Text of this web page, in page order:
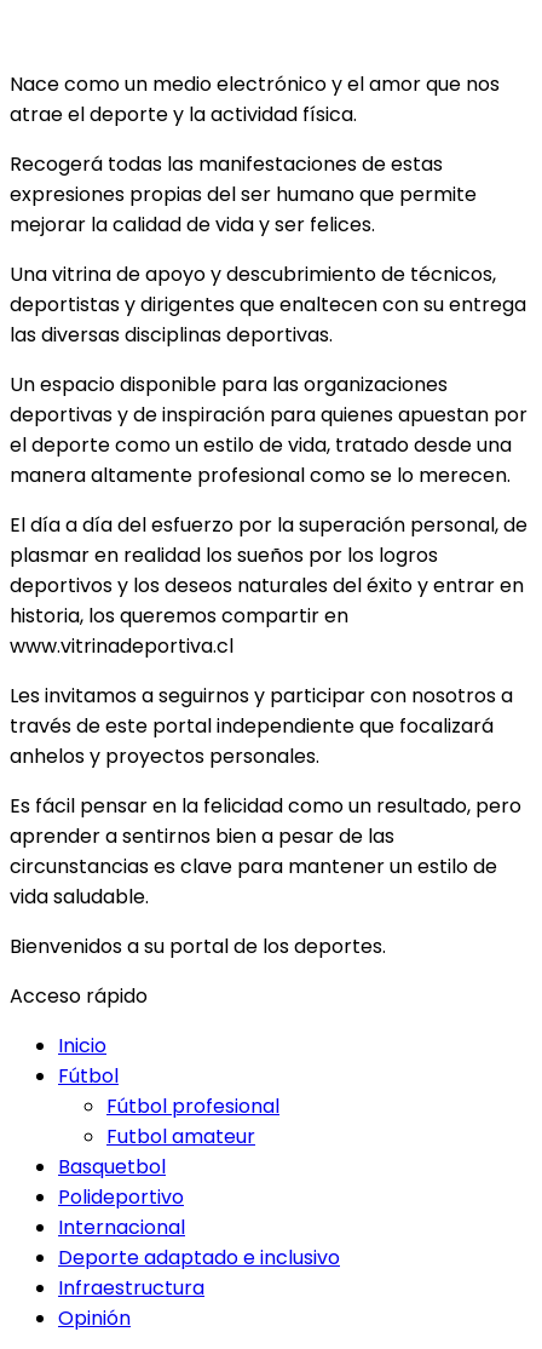
Nace como un medio electrónico y el amor que nos
atrae el deporte y la actividad física.
Recogerá todas las manifestaciones de estas
expresiones propias del ser humano que permite
mejorar la calidad de vida y ser felices.
Una vitrina de apoyo y descubrimiento de técnicos,
deportistas y dirigentes que enaltecen con su entrega
las diversas disciplinas deportivas.
Un espacio disponible para las organizaciones
deportivas y de inspiración para quienes apuestan por
el deporte como un estilo de vida, tratado desde una
manera altamente profesional como se lo merecen.
El día a día del esfuerzo por la superación personal, de
plasmar en realidad los sueños por los logros
deportivos y los deseos naturales del éxito y entrar en
historia, los queremos compartir en
www.vitrinadeportiva.cl
Les invitamos a seguirnos y participar con nosotros a
través de este portal independiente que focalizará
anhelos y proyectos personales.
Es fácil pensar en la felicidad como un resultado, pero
aprender a sentirnos bien a pesar de las
circunstancias es clave para mantener un estilo de
vida saludable.
Bienvenidos a su portal de los deportes.
Acceso rápido
Inicio
Fútbol
Fútbol profesional
Futbol amateur
Basquetbol
Polideportivo
Internacional
Deporte adaptado e inclusivo
Infraestructura
Opinión